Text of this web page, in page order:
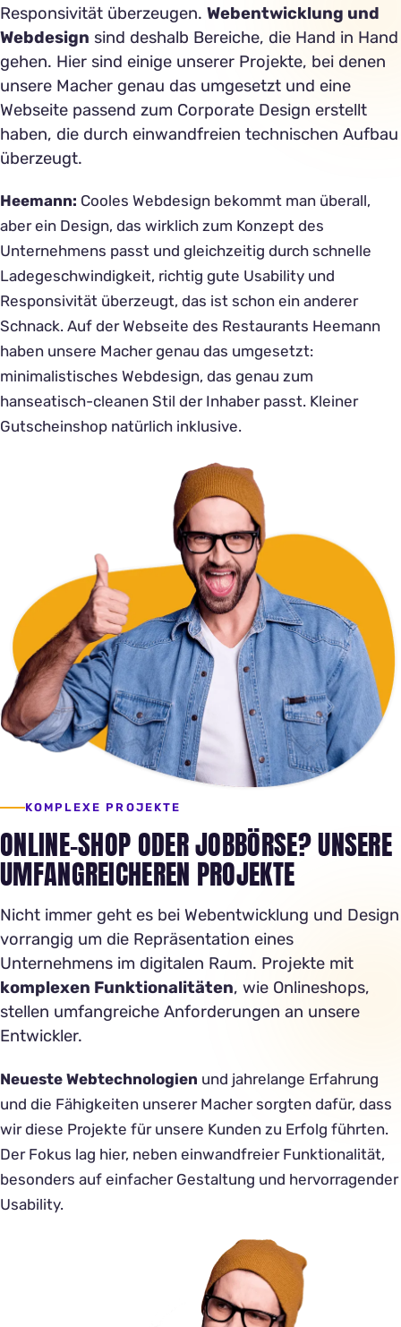
Responsivität überzeugen. Webentwicklung und
Webdesign sind deshalb Bereiche, die Hand in Hand
gehen. Hier sind einige unserer Projekte, bei denen
unsere Macher genau das umgesetzt und eine
Webseite passend zum Corporate Design erstellt
haben, die durch einwandfreien technischen Aufbau
überzeugt.
Heemann: Cooles Webdesign bekommt man überall,
aber ein Design, das wirklich zum Konzept des
Unternehmens passt und gleichzeitig durch schnelle
Ladegeschwindigkeit, richtig gute Usability und
Responsivität überzeugt, das ist schon ein anderer
Schnack. Auf der Webseite des Restaurants Heemann
haben unsere Macher genau das umgesetzt:
minimalistisches Webdesign, das genau zum
hanseatisch-cleanen Stil der Inhaber passt. Kleiner
Gutscheinshop natürlich inklusive.
KOMPLEXE PROJEKTE
ONLINE-SHOP ODER JOBBÖRSE? UNSERE
UMFANGREICHEREN PROJEKTE
Nicht immer geht es bei Webentwicklung und Design
vorrangig um die Repräsentation eines
Unternehmens im digitalen Raum. Projekte mit
komplexen Funktionalitäten, wie Onlineshops,
stellen umfangreiche Anforderungen an unsere
Entwickler.
Neueste Webtechnologien und jahrelange Erfahrung
und die Fähigkeiten unserer Macher sorgten dafür, dass
wir diese Projekte für unsere Kunden zu Erfolg führten.
Der Fokus lag hier, neben einwandfreier Funktionalität,
besonders auf einfacher Gestaltung und hervorragender
Usability.